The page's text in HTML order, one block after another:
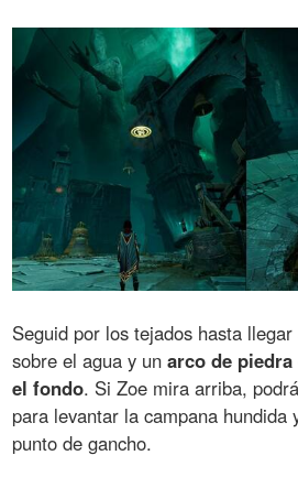
Seguid por los tejados hasta
sobre el agua y unarco de
el fondo. Si Zoe mira arriba,
para levantar la campana hundida
punto de gancho.